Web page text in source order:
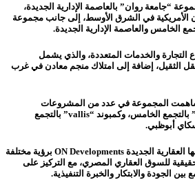
“جامعة روان” بالعاصمة الإدارية الجديدة،
الأمريكية في الشرق الأوسط، إلى جانب مجموعة
الخامس والعاصمة الإدارية الجديدة.
والخدمات المتعددة، والذي يشمل
الثقيل، إضافة إلى امتلاك منجم معادن في غرب
ساهمت المجموعة في عدد من المشروعات
المتميزة، من بينها مشروع IV” بالتجمع الخامس، وكمبوند “vallis” بالتجمع
أبوظبي.
وأعلنت المجموعة إطلاق ذراعها العقارية الجديدة ON Developments برؤية مختلفة
للسوق العقاري المصري، مع التركيز على
الجودة والابتكار والخبرة التنفيذية.